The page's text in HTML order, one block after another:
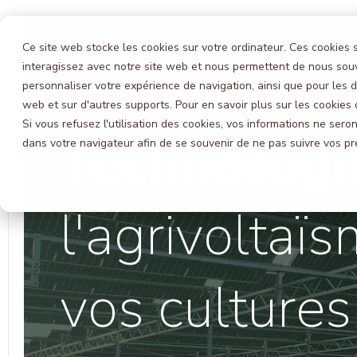
Ce site web stocke les cookies sur votre ordinateur. Ces
interagissez avec notre site web et nous permettent de nous
personnaliser votre expérience de navigation, ainsi que pour
web et sur d'autres supports. Pour en savoir plus sur les
Si vous refusez l'utilisation des cookies, vos informations ne
dans votre navigateur afin de se souvenir de ne pas suivre vos
vos cultures